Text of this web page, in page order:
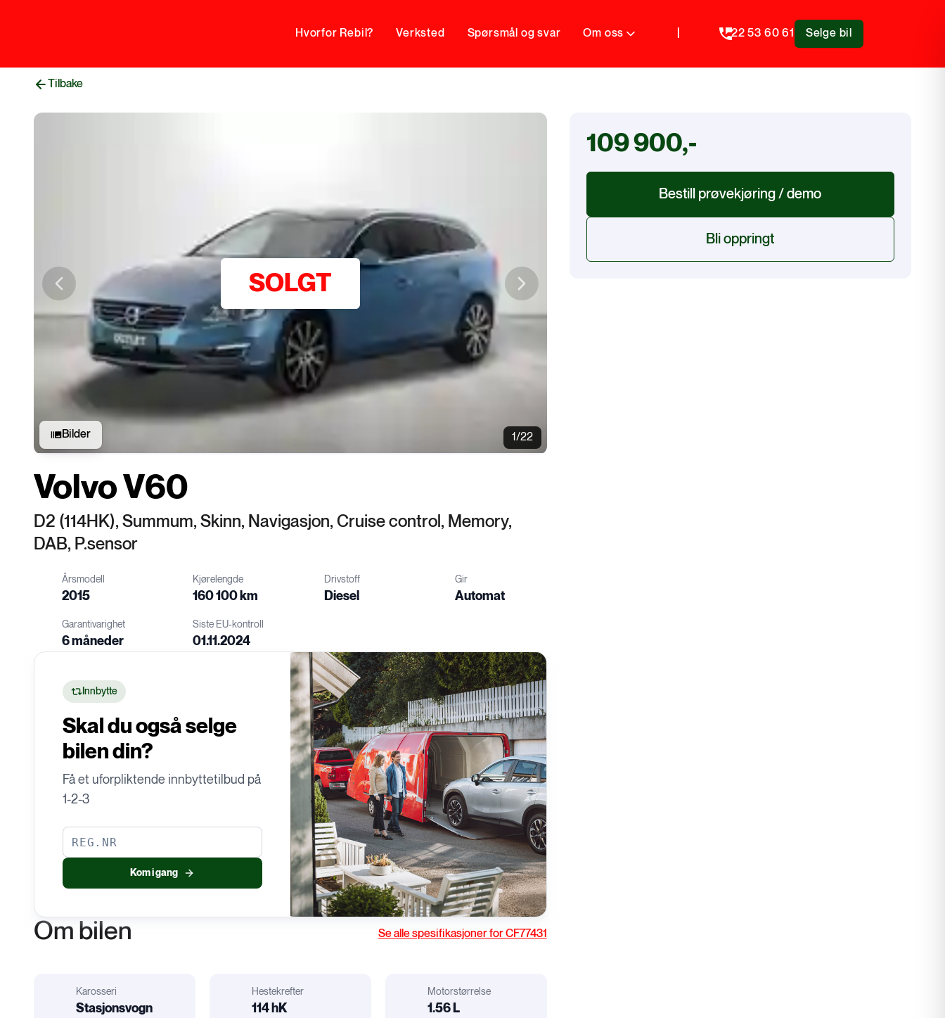
Hvorfor Rebil? Verksted Spørsmål og svar Om oss 22 53 60 61 Selge bil
Tilbake
SOLGT
Previous slide Next slide
1/22
Bilder
Volvo V60
D2 (114HK), Summum, Skinn, Navigasjon, Cruise control, Memory,
DAB, P.sensor
Årsmodell
2015
Kjørelengde
160 100 km
Drivstoff
Diesel
Gir
Automat
Garantivarighet
6 måneder
Siste EU-kontroll
01.11.2024
Innbytte
Skal du også selge
bilen din?
Få et uforpliktende innbyttetilbud på
1-2-3
Kom i gang
Om bilen Se alle spesifikasjoner for CF77431
Karosseri
Stasjonsvogn
Hestekrefter
114 hK
Motorstørrelse
1.56 L
109 900,-
Bestill prøvekjøring / demo
Bli oppringt